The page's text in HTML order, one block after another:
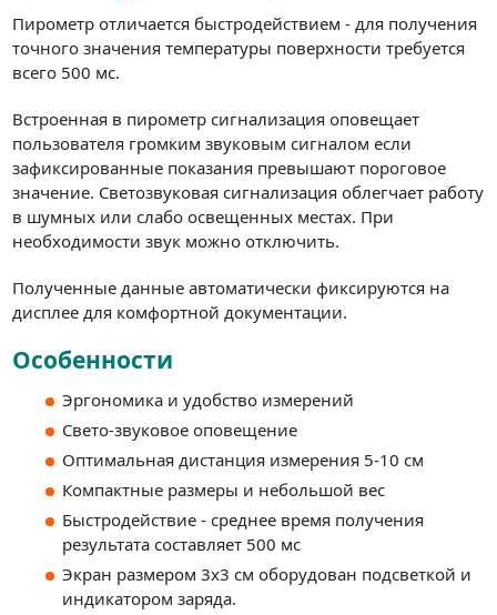
Пирометр отличается быстродействием - для получения
точного значения температуры поверхности требуется
всего 500 мс.
Встроенная в пирометр сигнализация оповещает
пользователя громким звуковым сигналом если
зафиксированные показания превышают пороговое
значение. Светозвуковая сигнализация облегчает работу
в шумных или слабо освещенных местах. При
необходимости звук можно отключить.
Полученные данные автоматически фиксируются на
дисплее для комфортной документации.
Особенности
Эргономика и удобство измерений
Свето-звуковое оповещение
Оптимальная дистанция измерения 5-10 см
Компактные размеры и небольшой вес
Быстродействие - среднее время получения
результата составляет 500 мс
Экран размером 3х3 см оборудован подсветкой и
индикатором заряда.